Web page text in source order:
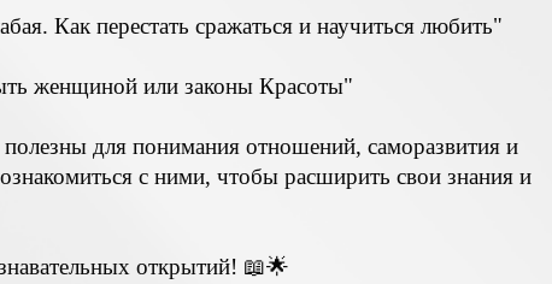
Как перестать сражаться и научиться любить"
женщиной или законы Красоты"
для понимания отношений, саморазвития и
с ними, чтобы расширить свои знания и
открытий! 📖🌟